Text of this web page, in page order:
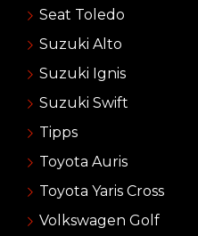
Seat Toledo
Suzuki Alto
Suzuki Ignis
Suzuki Swift
Tipps
Toyota Auris
Toyota Yaris Cross
Volkswagen Golf